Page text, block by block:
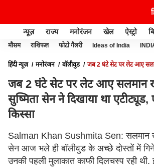
न्यूज़ राज्य मनोरंजन खेल ऐस्ट्रो
मौसम राशिफल फोटो गैलरी Ideas of India
हिंदी न्यूज़ मनोरंजन बॉलीवुड
जब 2 घंटे सेट पर लेट आए
जब 2 घंटे सेट पर लेट आए सलमान
सुष्मिता सेन ने दिखाया था एटीट्यूड,
किस्सा
Salman Khan Sushmita Sen: सलमान
सेन आज भले ही बॉलीवुड के अच्छे दोस्तों में
उनकी पहली मुलाकात काफी दिलचस्प रही